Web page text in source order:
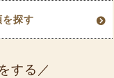
を探す
する